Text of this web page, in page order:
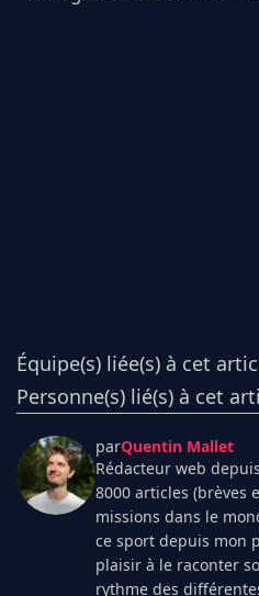
Équipe(s) liée(s) à cet
Personne(s) lié(s) à cet
parQuentin Mallet
Rédacteur web
8000 articles (brèves
missions dans le
ce sport depuis mon
plaisir à le raconter
rythme des